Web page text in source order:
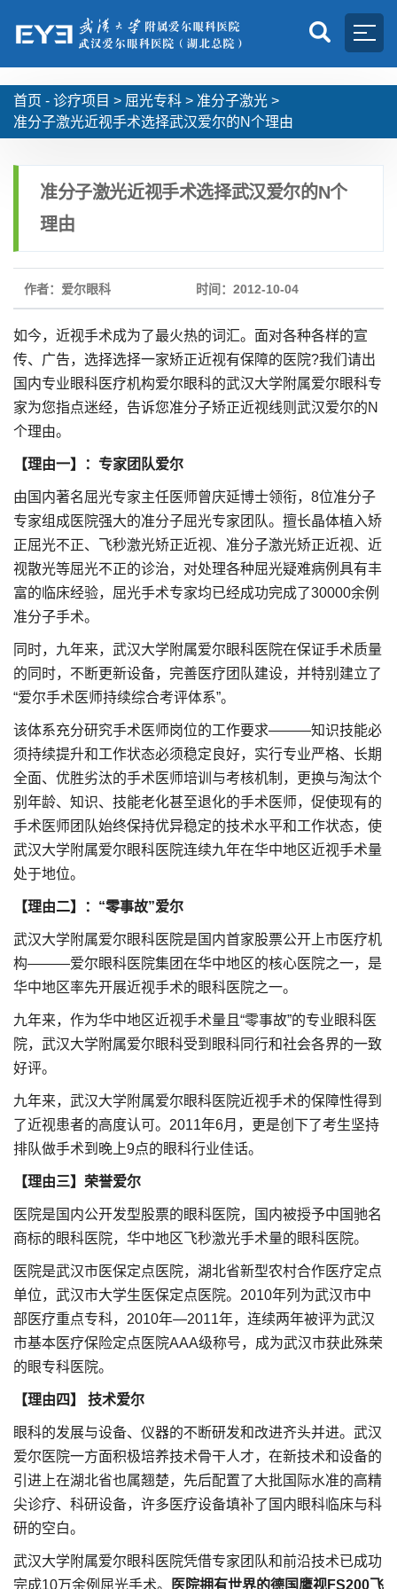
首页 - 诊疗项目 > 屈光专科 > 准分子激光 >
准分子激光近视手术选择武汉爱尔的N个理由
准分子激光近视手术选择武汉爱尔的N个
理由
作者：爱尔眼科 时间：2012-10-04
如今，近视手术成为了最火热的词汇。面对各种各样的宣
传、广告，选择选择一家矫正近视有保障的医院?我们请出
国内专业眼科医疗机构爱尔眼科的武汉大学附属爱尔眼科专
家为您指点迷经，告诉您准分子矫正近视线则武汉爱尔的N
个理由。
【理由一】：专家团队爱尔
由国内著名屈光专家主任医师曾庆延博士领衔，8位准分子
专家组成医院强大的准分子屈光专家团队。擅长晶体植入矫
正屈光不正、飞秒激光矫正近视、准分子激光矫正近视、近
视散光等屈光不正的诊治，对处理各种屈光疑难病例具有丰
富的临床经验，屈光手术专家均已经成功完成了30000余例
准分子手术。
同时，九年来，武汉大学附属爱尔眼科医院在保证手术质量
的同时，不断更新设备，完善医疗团队建设，并特别建立了
“爱尔手术医师持续综合考评体系”。
该体系充分研究手术医师岗位的工作要求———知识技能必
须持续提升和工作状态必须稳定良好，实行专业严格、长期
全面、优胜劣汰的手术医师培训与考核机制，更换与淘汰个
别年龄、知识、技能老化甚至退化的手术医师，促使现有的
手术医师团队始终保持优异稳定的技术水平和工作状态，使
武汉大学附属爱尔眼科医院连续九年在华中地区近视手术量
处于地位。
【理由二】：“零事故”爱尔
武汉大学附属爱尔眼科医院是国内首家股票公开上市医疗机
构———爱尔眼科医院集团在华中地区的核心医院之一，是
华中地区率先开展近视手术的眼科医院之一。
九年来，作为华中地区近视手术量且“零事故”的专业眼科医
院，武汉大学附属爱尔眼科受到眼科同行和社会各界的一致
好评。
九年来，武汉大学附属爱尔眼科医院近视手术的保障性得到
了近视患者的高度认可。2011年6月，更是创下了考生坚持
排队做手术到晚上9点的眼科行业佳话。
【理由三】荣誉爱尔
医院是国内公开发型股票的眼科医院，国内被授予中国驰名
商标的眼科医院，华中地区飞秒激光手术量的眼科医院。
医院是武汉市医保定点医院，湖北省新型农村合作医疗定点
单位，武汉市大学生医保定点医院。2010年列为武汉市中
部医疗重点专科，2010年—2011年，连续两年被评为武汉
市基本医疗保险定点医院AAA级称号，成为武汉市获此殊荣
的眼专科医院。
【理由四】 技术爱尔
眼科的发展与设备、仪器的不断研发和改进齐头并进。武汉
爱尔医院一方面积极培养技术骨干人才，在新技术和设备的
引进上在湖北省也属翘楚，先后配置了大批国际水准的高精
尖诊疗、科研设备，许多医疗设备填补了国内眼科临床与科
研的空白。
武汉大学附属爱尔眼科医院凭借专家团队和前沿技术已成功
完成10万余例屈光手术。
医院拥有世界的德国鹰视FS200飞